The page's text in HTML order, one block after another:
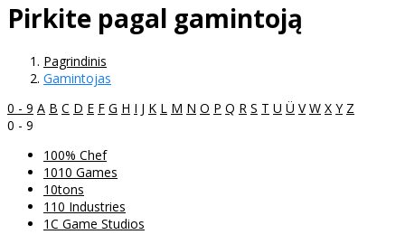
Pirkite pagal gamintoją
Pagrindinis
Gamintojas
0 - 9 A B C D E F G H I J K L M N O P Q R S T U Ü V W X Y Z
0 - 9
100% Chef
1010 Games
10tons
110 Industries
1C Game Studios